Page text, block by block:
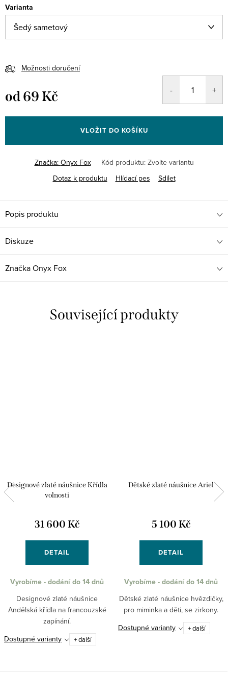
Varianta
Možnosti doručení
od69 Kč
cena:
VLOŽIT DO KOŠÍKU
Značka: Onyx Fox Kód produktu: Zvolte variantu
Dotaz k produktu
Hlídací pes Sdílet
Popis produktu
Diskuze
ZnačkaOnyx Fox
Související produkty
Designové zlaté náušnice Křídla
volnosti
31 600 Kč
DETAIL
Vyrobíme - dodání do 14 dnů
Designové zlaté náušnice
Andělská křídla na francouzské
zapínání.
Dostupné varianty
+ další
Dětské zlaté náušnice Ariel
5 100 Kč
DETAIL
Vyrobíme - dodání do 14 dnů
Dětské zlaté náušnice hvězdičky,
pro miminka a děti, se zirkony.
Dostupné varianty
+ další